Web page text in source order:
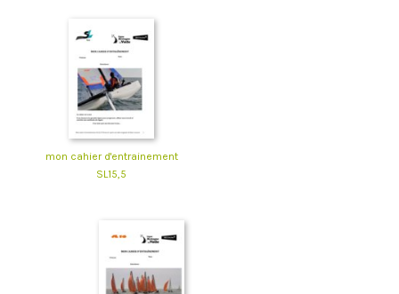
mon cahier d'entrainement
SL15,5